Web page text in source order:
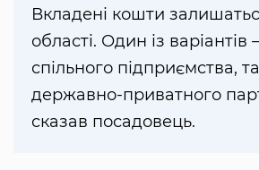
Вкладені кошти
області. Один із
спільного підприємства,
державно-приватного
сказав посадовець.